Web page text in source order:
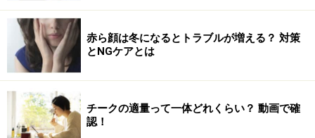
られますが、長期的におこなうことはオススメできませ
ん。
ただ、短期で目に見えるダイエット効果を求める人にと
って、魅力的に映るのもわかりますし、ダイエットのモ
チベーションを高める手段として、短期集中で取り入れ
るのは一つの手かもしれません。
赤ら顔は冬になるとトラブルが増える？ 対策
とNGケアとは
チークの適量って一体どれくらい？ 動画で確
認！